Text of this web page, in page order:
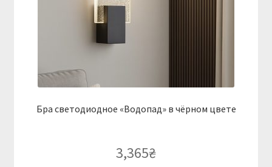
Бра светодиодное «Водопад» в чёрном цвете
3,365₴